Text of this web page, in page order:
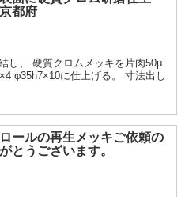
都府
し、 硬質クロムメッキを片肉50μ
φ35h7×10に仕上げる。 寸法出し
ールの再生メッキご依頼の
とうございます。